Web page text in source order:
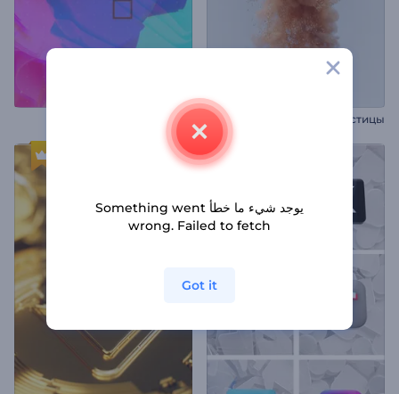
А
нимация лого: Мерцающие частицы افتتاحية عروض بصرية تجريدية
يوجد شيء ما خطأ Something went
wrong. Failed to fetch
Got it